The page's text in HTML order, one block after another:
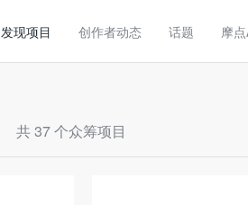
发现项目 创作者动态 话题 摩
共 37 个众筹项目